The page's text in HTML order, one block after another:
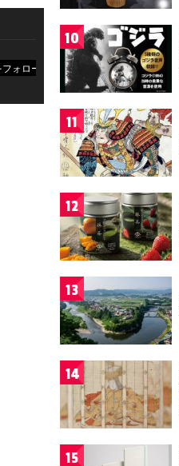
10
11
12
13
14
15